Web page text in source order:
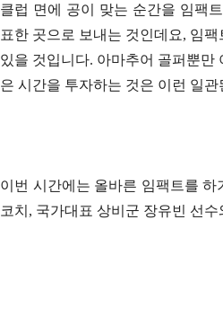
클럽 면에 공이 맞는 순간을 임팩
표한 곳으로 보내는 것인데요, 임
있을 것입니다. 아마추어 골퍼뿐만
은 시간을 투자하는 것은 이런 일
이번 시간에는 올바른 임팩트를
코치, 국가대표 상비군 장유빈 선